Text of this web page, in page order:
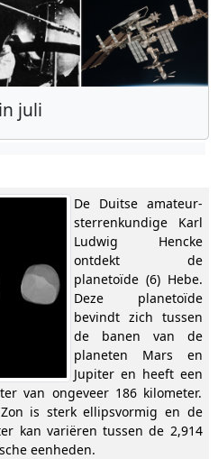
juli
De Duitse amateur-
sterrenkundige Karl
Ludwig Hencke
ontdekt de
planetoïde (6) Hebe.
Deze planetoïde
bevindt zich tussen
de banen van de
planeten Mars en
Jupiter en heeft een
van ongeveer 186 kilometer.
is sterk ellipsvormig en de
kan variëren tussen de 2,914
eenheden.